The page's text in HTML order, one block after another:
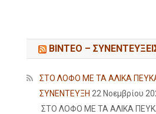
ΒΙΝΤΕΟ –
ΣΤΟ ΛΟΦΟ ΜΕ ΤΑ ΑΛΙΚΑ
ΣΥΝΕΝΤΕΥΞΗ 22 Νοεμβρίου
ΣΤΟ ΛΟΦΟ ΜΕ ΤΑ ΑΛΙΚΑ